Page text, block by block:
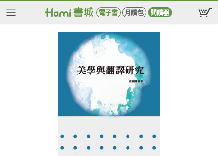
電子書 月讀包 閱讀器